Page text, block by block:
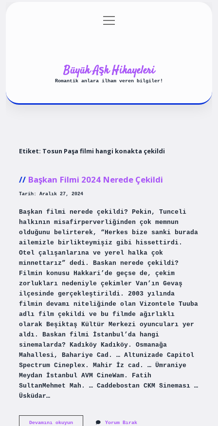
Gizlilik Politikası
menüyü
aç
Büyük Aşk Hikayeleri
Romantik anlara ilham veren bilgiler!
Etiket: Tosun Paşa filmi hangi konakta çekildi
Başkan Filmi 2024 Nerede Çekildi
Tarih: Aralık 27, 2024
Başkan filmi nerede çekildi? Pekin, Tunceli
halkının misafirperverliğinden çok memnun
olduğunu belirterek, “Herkes bize sanki burada
ailemizle birlikteymişiz gibi hissettirdi.
Otel çalışanlarına ve yerel halka çok
minnettarız” dedi. Baskan nerede çekildi?
Filmin konusu Hakkari’de geçse de, çekim
zorlukları nedeniyle çekimler Van’ın Gevaş
ilçesinde gerçekleştirildi. 2003 yılında
filmin devamı niteliğinde olan Vizontele Tuuba
adlı film çekildi ve bu filmde ağırlıklı
olarak Beşiktaş Kültür Merkezi oyuncuları yer
aldı. Baskan filmi İstanbul’da hangi
sinemalarda? Kadıköy Kadıköy. Osmanağa
Mahallesi, Bahariye Cad. … Altunizade Capitol
Spectrum Cineplex. Mahir İz cad. … Ümraniye
Meydan İstanbul AVM CineWam. Fatih
SultanMehmet Mah. … Caddebostan CKM Sineması …
Üsküdar…
Devamını okuyunBaşkan
Yorum Bırak